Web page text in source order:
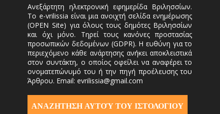
Ανεξάρτητη ηλεκτρονική εφημερίδα Βριλησσίων.
Το e-vrilissia είναι μια ανοιχτή σελίδα ενημέρωσης
(OPEN Site) για όλους τους δημότες Βριλησσίων
και όχι μόνο. Τηρεί τους κανόνες προστασίας
προσωπικών δεδομένων (GDPR). Η ευθύνη για το
περιεχόμενο κάθε ανάρτησης ανήκει αποκλειστικά
στον συντάκτη, ο οποίος οφείλει να αναφέρει το
ονοματεπώνυμό του ή την πηγή προέλευσης του
Άρθρου. Email: evrilissia@gmail.com
ΑΝΑΖΗΤΗΣΗ ΑΥΤΟΎ ΤΟΥ ΙΣΤΟΛΟΓΙΟΥ